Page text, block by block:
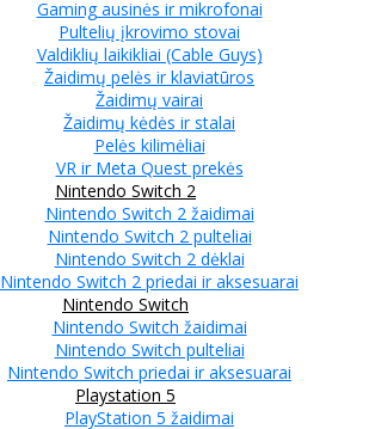
Gaming ausinės ir mikrofonai
Pultelių įkrovimo stovai
Valdiklių laikikliai (Cable Guys)
Žaidimų pelės ir klaviatūros
Žaidimų vairai
Žaidimų kėdės ir stalai
Pelės kilimėliai
VR ir Meta Quest prekės
Nintendo Switch 2
Nintendo Switch 2 žaidimai
Nintendo Switch 2 pulteliai
Nintendo Switch 2 dėklai
Nintendo Switch 2 priedai ir aksesuarai
Nintendo Switch
Nintendo Switch žaidimai
Nintendo Switch pulteliai
Nintendo Switch priedai ir aksesuarai
Playstation 5
PlayStation 5 žaidimai